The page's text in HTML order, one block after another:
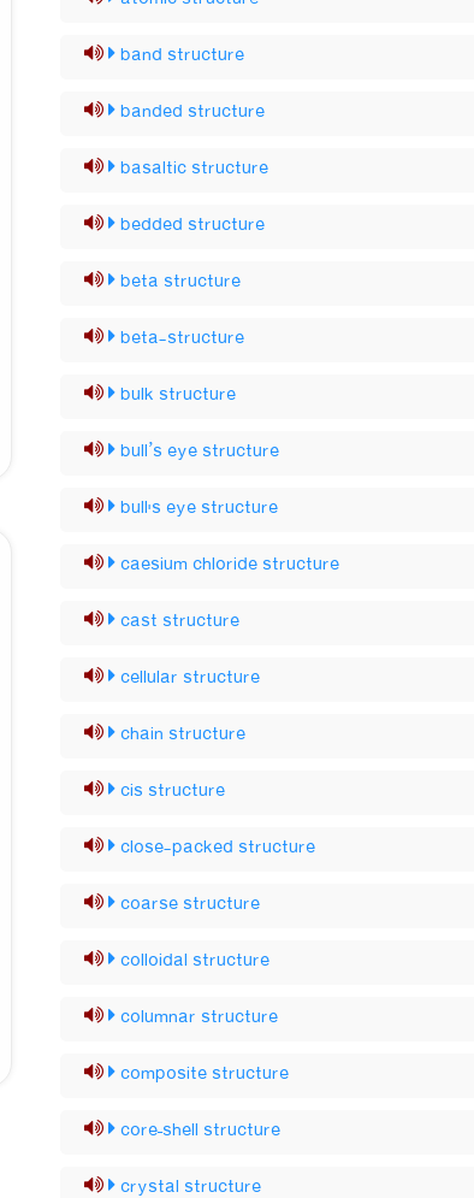
band structure
banded structure
basaltic structure
bedded structure
beta structure
beta-structure
bulk structure
bull’s eye structure
bull's eye structure
caesium chloride structure
cast structure
cellular structure
chain structure
cis structure
close-packed structure
coarse structure
colloidal structure
columnar structure
composite structure
core–shell structure
crystal structure